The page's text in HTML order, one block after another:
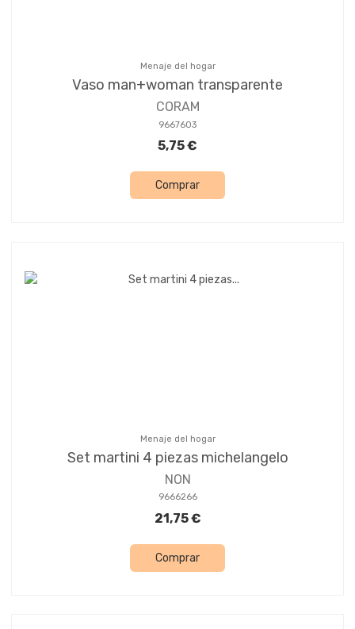
Menaje del hogar
Vaso man+woman transparente
CORAM
9667603
5,75 €
Comprar
Menaje del hogar
Set martini 4 piezas michelangelo
NON
9666266
21,75 €
Comprar